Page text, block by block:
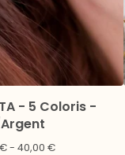
- 5 Coloris -
€- 40,00 €